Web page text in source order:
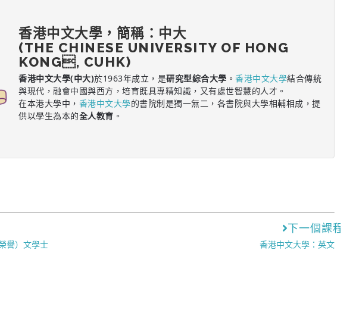
香港中文大學，簡稱：中大
(THE CHINESE UNIVERSITY OF HONG
KONG, CUHK)
香港中文大學(中大)於1963年成立，是研究型綜合大學 。 香港中文大學結合傳統
與現代，融會中國與西方，培育既具專精知識，又有處世智慧的人才。
在本港大學中， 香港中文大學的書院制是獨一無二，各書院與大學相輔相成，提
供以學生為本的全人教育 。
譽）文學士
下一個課程
香港中文大學：英文